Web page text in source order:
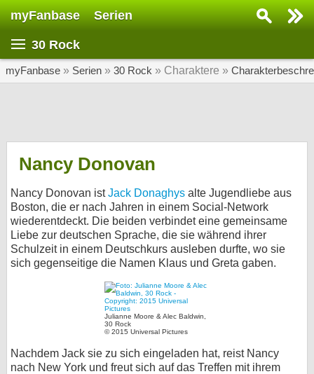
myFanbase Serien
30 Rock
myFanbase » Serien » 30 Rock » Charaktere »
Nancy Donovan
Nancy Donovan istJack Donaghys alte Jugendliebe aus
Boston, die er nach Jahren in einem Social-Network
wiederentdeckt. Die beiden verbindet eine gemeinsame
Liebe zur deutschen Sprache, die sie während ihrer
Schulzeit in einem Deutschkurs ausleben durfte, wo sie
sich gegenseitige die Namen Klaus und Greta gaben.
Julianne Moore & Alec Baldwin,
30 Rock
© 2015 Universal Pictures
Nachdem Jack sie zu sich eingeladen hat, reist Nancy
nach New York und freut sich auf das Treffen mit ihrem
SERIEN
KULTUR
Specials
SERVICE
Forum
bei X
bei Facebook